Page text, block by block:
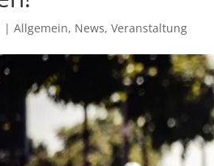
|Allgemein, News,Veranstaltung